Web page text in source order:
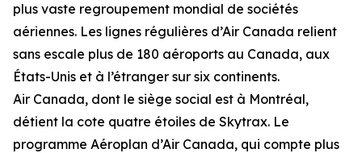
plus vaste regroupement mondial de sociétés
aériennes. Les lignes régulières d’Air Canada relient
sans escale plus de 180 aéroports au Canada, aux
États-Unis et à l’étranger sur six continents.
Air Canada, dont le siège social est à Montréal,
détient la cote quatre étoiles de Skytrax. Le
programme Aéroplan d’Air Canada, qui compte plus